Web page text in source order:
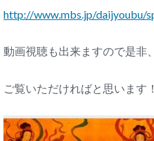
http://www.mbs.jp/daijyoubu/
動画視聴も出来ますので是非
ご覧いただければと思います！